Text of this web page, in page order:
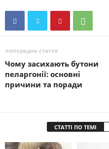
попередня стаття
Чому засихають бутони
пеларгонії: основні
причини та поради
СТАТТІ ПО ТЕМІ